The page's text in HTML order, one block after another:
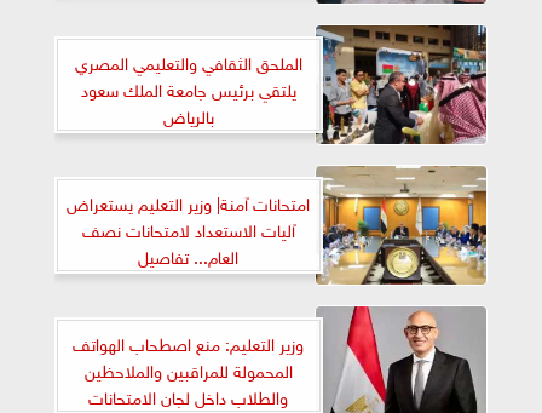
الملحق الثقافي والتعليمي المصري
يلتقي برئيس جامعة الملك سعود
بالرياض
امتحانات آمنة| وزير التعليم يستعراض
آليات الاستعداد لامتحانات نصف
العام... تفاصيل
وزير التعليم: منع اصطحاب الهواتف
المحمولة للمراقبين والملاحظين
والطلاب داخل لجان الامتحانات